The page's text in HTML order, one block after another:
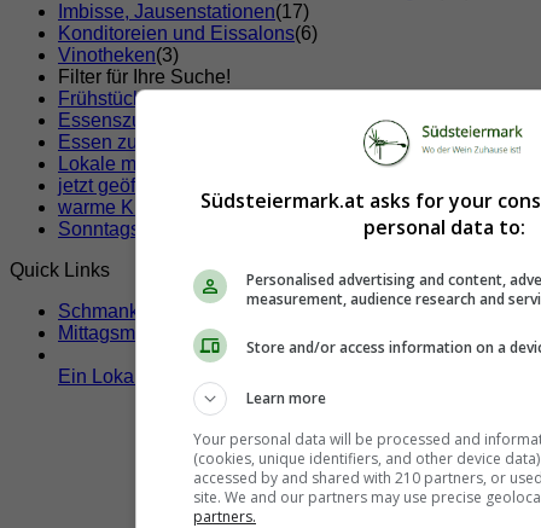
Imbisse, Jausenstationen(17)
Konditoreien und Eissalons(6)
Vinotheken(3)
Filter für Ihre Suche!
Frühstücken
Essenszustellung
Essen zum Mitnehmen
Lokale mit Klimaanlage
jetzt geöffnete Lokale
warme Küche jetzt
Sonntags geöffnete Lokale
Quick Links
Schmankerltage
Mittagsmenü
Ein Lokal hier eintragen!
Südsteiermark.at asks for your
personal data to:
Personalised advertising and content,
measurement, audience research and
Store and/or access information on a
Learn more
Your personal data will be processed and
(cookies, unique identifiers, and other device
accessed by and shared with 210 partners, or
site. We and our partners may use precise
partners.